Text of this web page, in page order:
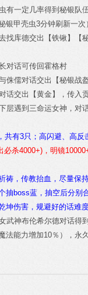
有一定几率得到秘银队
银甲壳虫3分钟刷新一次
找库德交出【铁锹】【
对话可传回霍格村
侏儒对话交出【秘银战
话交出【黄金】，传入
层遇到三命运女神，对
共有3只；高闪避、高反
必杀4000+)，明镜
祷，传教抬血，尽量保
抽boss蓝，抽空后分别
坤伤害，规避好的话难
武神布伦希尔德对话得
法能力增加10％），永